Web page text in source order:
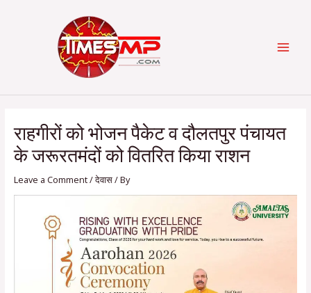
राहगीरों को भोजन पैकेट व दौलतपुर पंचायत
के जरूरतमंदों को वितरित किया राशन
Leave a Comment/देवास/ By
navigation